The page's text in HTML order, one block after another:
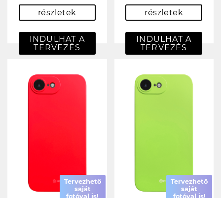
részletek
INDULHAT A
TERVEZÉS
részletek
INDULHAT A
TERVEZÉS
Tervezhető
saját
fotóval is!
Tervezhető
saját
fotóval is!